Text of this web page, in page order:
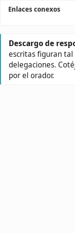
Enlaces conexos
Descargo de
escritas figuran
delegaciones.
por el orador.